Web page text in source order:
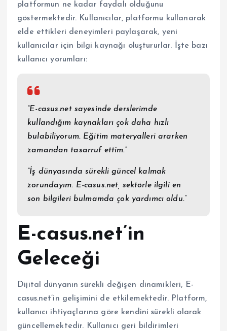
platformun ne kadar faydalı olduğunu
göstermektedir. Kullanıcılar, platformu kullanarak
elde ettikleri deneyimleri paylaşarak, yeni
kullanıcılar için bilgi kaynağı oluştururlar. İşte bazı
kullanıcı yorumları:
“E-casus.net sayesinde derslerimde
kullandığım kaynakları çok daha hızlı
bulabiliyorum. Eğitim materyalleri ararken
zamandan tasarruf ettim.”
“İş dünyasında sürekli güncel kalmak
zorundayım. E-casus.net, sektörle ilgili en
son bilgileri bulmamda çok yardımcı oldu.”
E-casus.net’in
Geleceği
Dijital dünyanın sürekli değişen dinamikleri, E-
casus.net’in gelişimini de etkilemektedir. Platform,
kullanıcı ihtiyaçlarına göre kendini sürekli olarak
güncellemektedir. Kullanıcı geri bildirimleri